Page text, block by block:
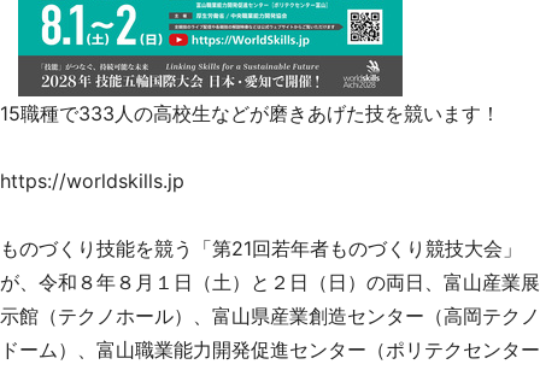
15職種で333人の高校生などが磨きあげた技を競います！
https://worldskills.jp
ものづくり技能を競う「第21回若年者ものづくり競技大会」
が、令和８年８月１日（土）と２日（日）の両日、富山産業展
示館（テクノホール）、富山県産業創造センター（高岡テクノ
ドーム）、富山職業能力開発促進センター（ポリテクセンター